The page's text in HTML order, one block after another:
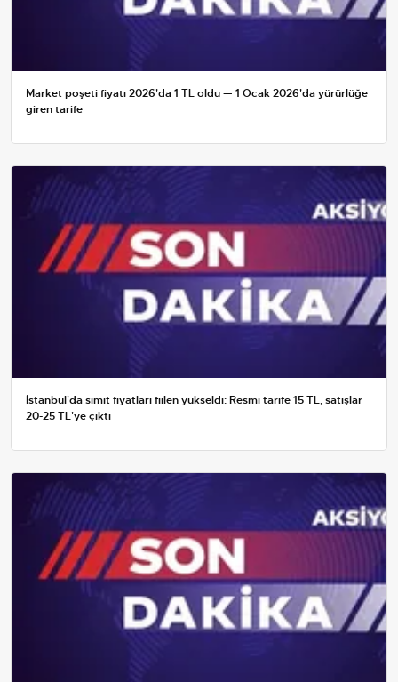
Market poşeti fiyatı 2026'da 1 TL oldu — 1 Ocak 2026'da yürürlüğe
giren tarife
İstanbul'da simit fiyatları fiilen yükseldi: Resmi tarife 15 TL, satışlar
20-25 TL'ye çıktı